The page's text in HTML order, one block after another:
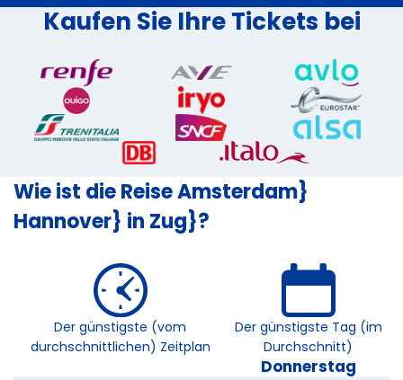
Kaufen Sie Ihre Tickets bei
Wie ist die Reise Amsterdam}
Hannover} in Zug}?
Der günstigste (vom
durchschnittlichen) Zeitplan
Der günstigste Tag (im
Durchschnitt)
Donnerstag